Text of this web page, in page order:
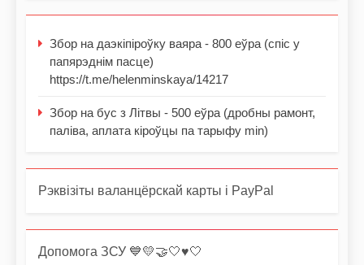
Збор на даэкіпіроўку ваяра - 800 еўра (спіс у
папярэднім пасце)
https://t.me/helenminskaya/14217
Збор на бус з Літвы - 500 еўра (дробны рамонт,
паліва, аплата кіроўцы па тарыфу min)
Рэквізіты валанцёрскай карты і PayPal
Допомога ЗСУ 💙💛🤝🤍♥️🤍